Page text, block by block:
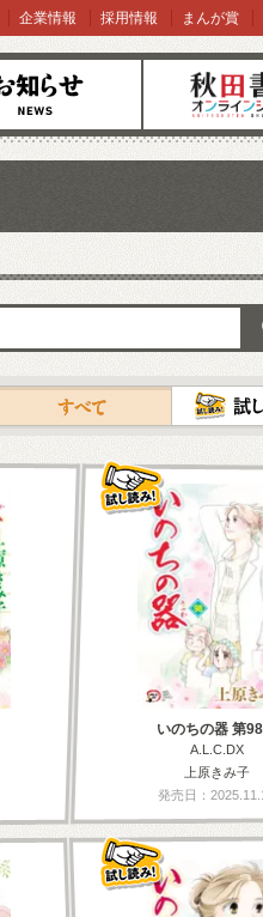
オンラインショッ
企業情報 採用情報 まんが賞
すべて
いのちの器 第
A.L.C.DX
上原きみ子
発売日：